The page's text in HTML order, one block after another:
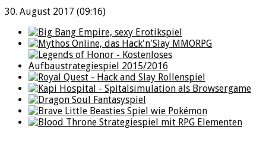
30. August 2017 (09:16)